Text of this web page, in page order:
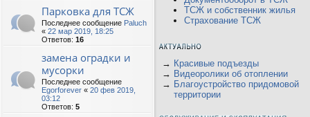
Парковка для ТСЖ
Последнее сообщение Paluch
« 22 мар 2019, 18:25
Ответов: 16
замена оградки и
мусорки
Последнее сообщение
Egorforever « 20 фев 2019,
03:12
Ответов: 5
ТСЖ и собственник жилья
Страхование ТСЖ
→ Красивые подъезды
→ Видеоролики об отоплении
→ Благоустройство придомовой
территории